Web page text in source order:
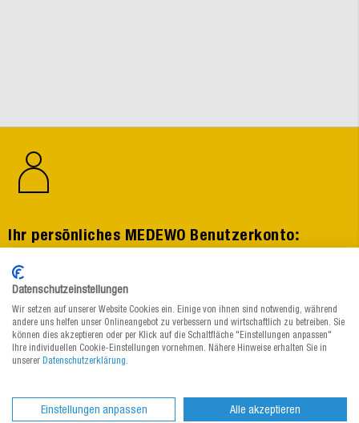
Ihr persönliches MEDEWO Benutzerkonto:
Vorausgefüllte Adressen im Checkout
Merklisten anlegen, speichern und bearbeiten
Ihre Rechnungen & Angebote einsehen
Datenschutzeinstellungen
Wir setzen auf unserer Website Cookies ein. Einige von ihnen sind notwendig, während
andere uns helfen unser Onlineangebot zu verbessern und wirtschaftlich zu betreiben. Sie
können dies akzeptieren oder per Klick auf die Schaltfläche "Einstellungen anpassen"
Ihre individuellen Cookie-Einstellungen vornehmen. Nähere Hinweise erhalten Sie in
unserer Datenschutzerklärung.
Einstellungen anpassen Alle akzeptieren